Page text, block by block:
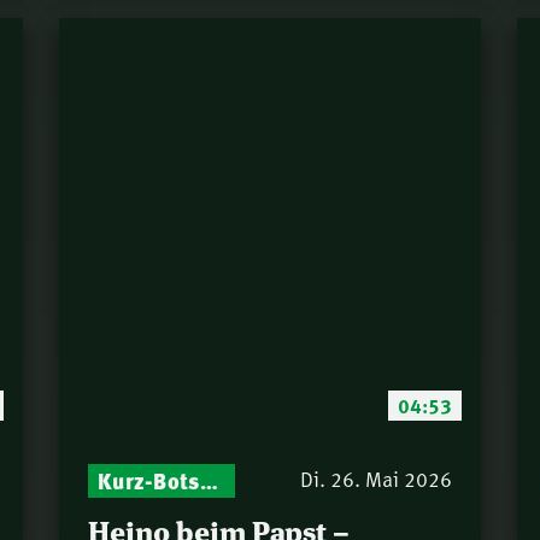
04:53
Kurz-Botschaften – Biblische Impulse mit Zukunft im Blick Di. 26. Mai 2026
Heino beim Papst –